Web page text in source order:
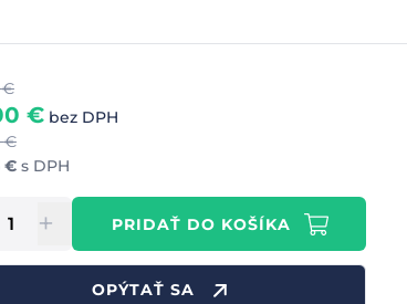
€
€ bez DPH
€
€ s DPH
+ PRIDAŤ DO KOŠÍKA
OPÝTAŤ SA